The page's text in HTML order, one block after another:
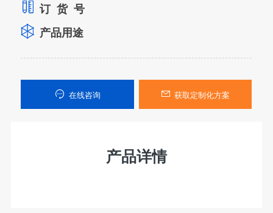
订 货 号
产品用途
在线咨询 获取定制化方案
产品详情